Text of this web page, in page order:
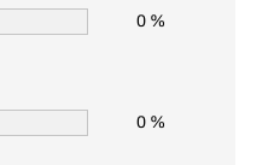
0 %
0 %